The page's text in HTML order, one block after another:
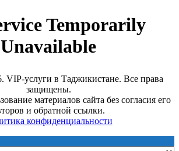
VIP-услуги в Таджикистане. Все права
защищены.
материалов сайта без согласия его
и обратной ссылки.
конфиденциальности